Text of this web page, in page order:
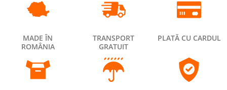
MADE ÎN
ROMÂNIA
TRANSPORT
GRATUIT
PLATĂ CU CARDUL